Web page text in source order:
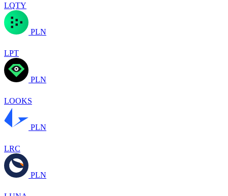
LQTY
PLN
LPT
PLN
LOOKS
PLN
LRC
PLN